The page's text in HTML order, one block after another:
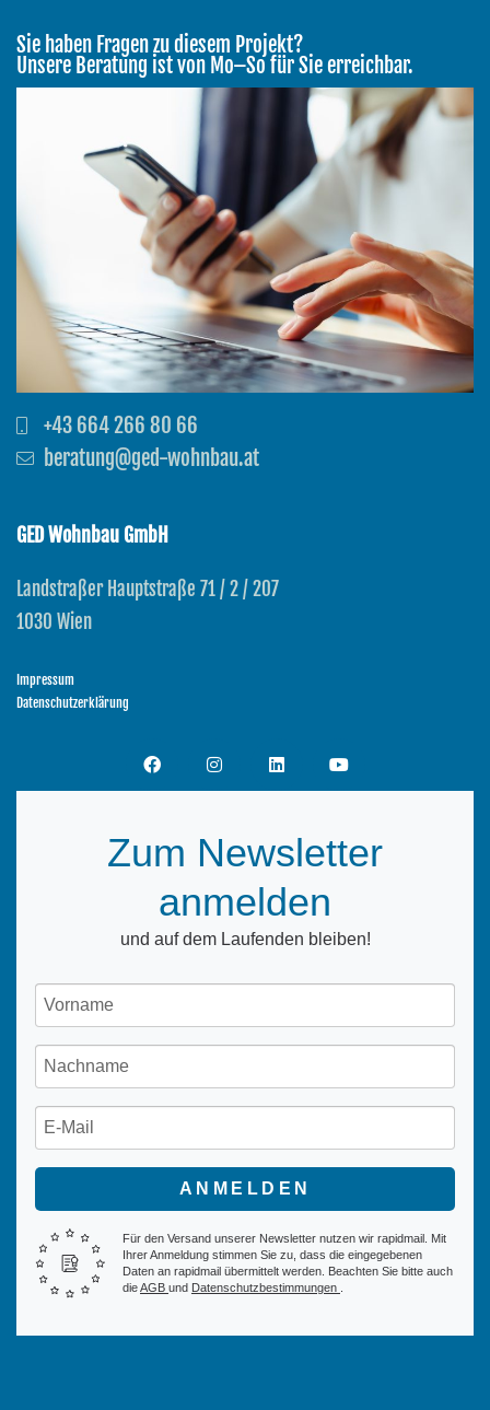
Sie haben Fragen zu diesem Projekt?
Unsere Beratung ist von Mo–So für Sie erreichbar.
+43 664 266 80 66
beratung@ged-wohnbau.at
GED Wohnbau GmbH
Landstraßer Hauptstraße 71 / 2 / 207
1030 Wien
Impressum
Datenschutzerklärung
Zum Newsletter
anmelden
und auf dem Laufenden bleiben!
ANMELDEN
Für den Versand unserer Newsletter nutzen wir rapidmail. Mit
Ihrer Anmeldung stimmen Sie zu, dass die eingegebenen
Daten an rapidmail übermittelt werden. Beachten Sie bitte auch
dieAGB und Datenschutzbestimmungen